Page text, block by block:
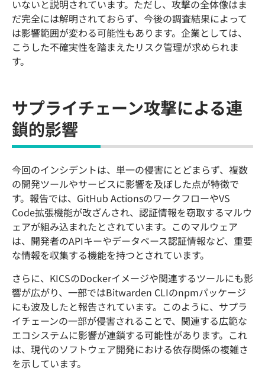
いないと説明されています。ただし、攻撃の全体像はま
だ完全には解明されておらず、今後の調査結果によって
は影響範囲が変わる可能性もあります。企業としては、
こうした不確実性を踏まえたリスク管理が求められま
す。
サプライチェーン攻撃による連
鎖的影響
今回のインシデントは、単一の侵害にとどまらず、複数
の開発ツールやサービスに影響を及ぼした点が特徴で
す。報告では、GitHub ActionsのワークフローやVS
Code拡張機能が改ざんされ、認証情報を窃取するマルウ
ェアが組み込まれたとされています。このマルウェア
は、開発者のAPIキーやデータベース認証情報など、重要
な情報を収集する機能を持つとされています。
さらに、KICSのDockerイメージや関連するツールにも影
響が広がり、一部ではBitwarden CLIのnpmパッケージ
にも波及したと報告されています。このように、サプラ
イチェーンの一部が侵害されることで、関連する広範な
エコシステムに影響が連鎖する可能性があります。これ
は、現代のソフトウェア開発における依存関係の複雑さ
を示しています。